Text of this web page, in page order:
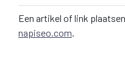
Een artikel of link
napiseo.com